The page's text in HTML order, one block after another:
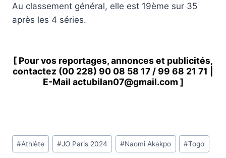
Au classement général, elle est 19ème sur 35
après les 4 séries.
[ Pour vos reportages, annonces et publicités,
contactez (00 228) 90 08 58 17 / 99 68 21 71
E-Mail actubilan07@gmail.com ]
Étiquettes
de
#Athlète #JO Paris 2024 #Naomi Akakpo #Togo